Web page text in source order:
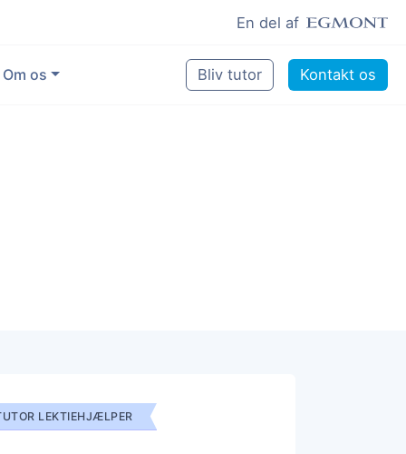
En del af
Om os Bliv tutor Kontakt os
LEKTIEHJÆLPER